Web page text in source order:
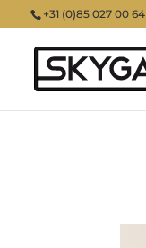
+31 (0)85 027 00 64